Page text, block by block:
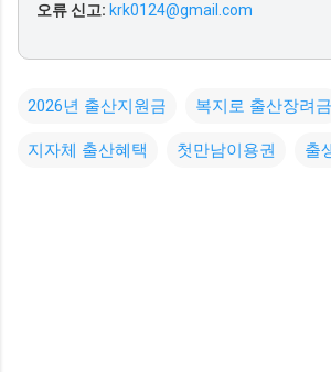
오류 신고: krk0124@gmail.com
2026년 출산지원금 복지로 출산장려금
지자체 출산혜택 첫만남이용권 출